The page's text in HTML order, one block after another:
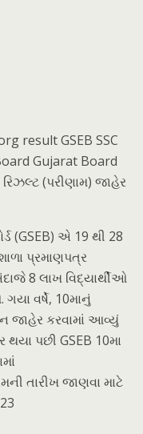
result GSEB SSC
Gujarat Board
(પરીણામ) જાહેર
(GSEB) એ 19 થી 28
પ્રમાણપત્ર
8 લાખ વિદ્યાર્થીઓ
ગયા વર્ષે, 10માનું
જાહેર કરવામાં આવ્યું
પછી GSEB 10મા
તારીખ જાણવા માટે